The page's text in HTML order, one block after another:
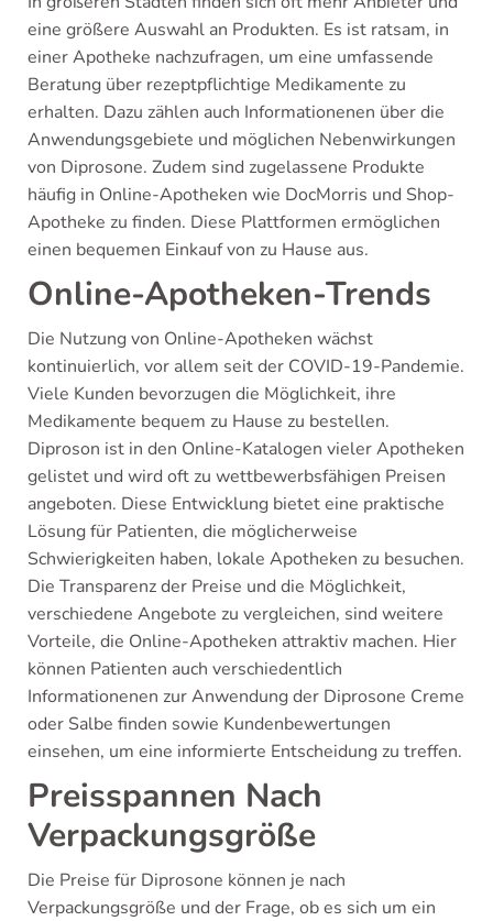
eine größere Auswahl an Produkten. Es ist ratsam, in
einer Apotheke nachzufragen, um eine umfassende
Beratung über rezeptpflichtige Medikamente zu
erhalten. Dazu zählen auch Informationenen über die
Anwendungsgebiete und möglichen Nebenwirkungen
von Diprosone. Zudem sind zugelassene Produkte
häufig in Online-Apotheken wie DocMorris und Shop-
Apotheke zu finden. Diese Plattformen ermöglichen
einen bequemen Einkauf von zu Hause aus.
Online-Apotheken-Trends
Die Nutzung von Online-Apotheken wächst
kontinuierlich, vor allem seit der COVID-19-Pandemie.
Viele Kunden bevorzugen die Möglichkeit, ihre
Medikamente bequem zu Hause zu bestellen.
Diproson ist in den Online-Katalogen vieler Apotheken
gelistet und wird oft zu wettbewerbsfähigen Preisen
angeboten. Diese Entwicklung bietet eine praktische
Lösung für Patienten, die möglicherweise
Schwierigkeiten haben, lokale Apotheken zu besuchen.
Die Transparenz der Preise und die Möglichkeit,
verschiedene Angebote zu vergleichen, sind weitere
Vorteile, die Online-Apotheken attraktiv machen. Hier
können Patienten auch verschiedentlich
Informationenen zur Anwendung der Diprosone Creme
oder Salbe finden sowie Kundenbewertungen
einsehen, um eine informierte Entscheidung zu treffen.
Preisspannen Nach
Verpackungsgröße
Die Preise für Diprosone können je nach
Verpackungsgröße und der Frage, ob es sich um ein